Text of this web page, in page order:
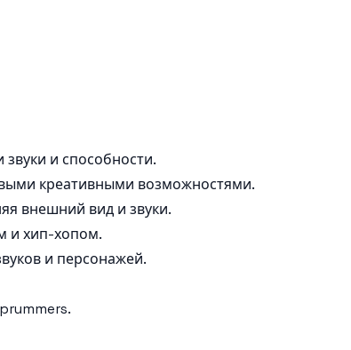
и способности.
креативными возможностями.
внешний вид и звуки.
и хип-хопом.
и персонажей.